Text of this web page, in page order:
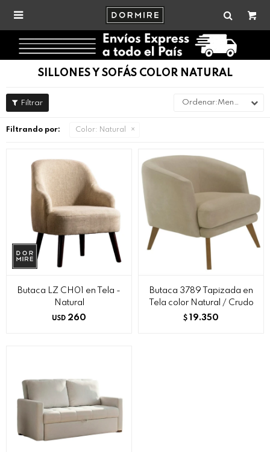

SILLONES Y SOFÁS COLOR NATURAL
Menor precio
Filtrando por: Color: Natural
Butaca LZ CH01 en Tela -
Natural
USD 260
Butaca 3789 Tapizada en
Tela color Natural / Crudo
$ 19.350